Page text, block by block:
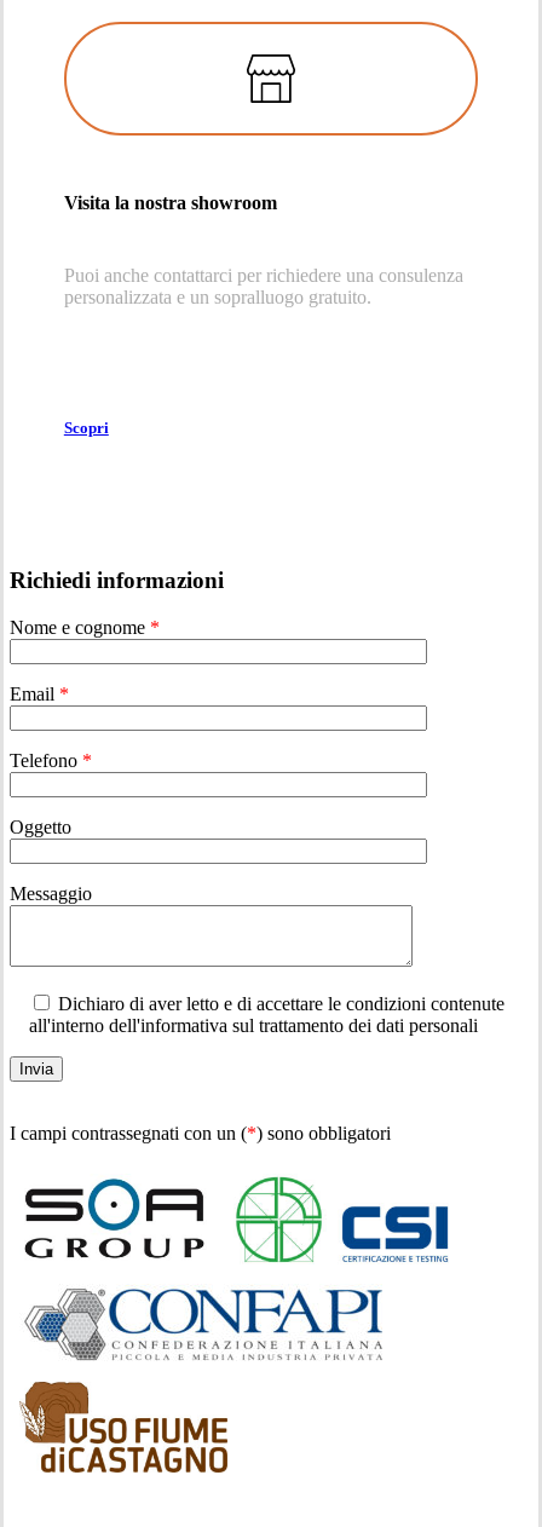
Visita la nostra showroom
Puoi anche contattarci per richiedere una consulenza
personalizzata e un sopralluogo gratuito.
Scopri
Richiedi informazioni
Nome e cognome *
Email *
Telefono *
Oggetto
Messaggio
Dichiaro di aver letto e di accettare le condizioni contenute
all'interno dell'informativa sul trattamento dei dati personali
I campi contrassegnati con un (*) sono obbligatori